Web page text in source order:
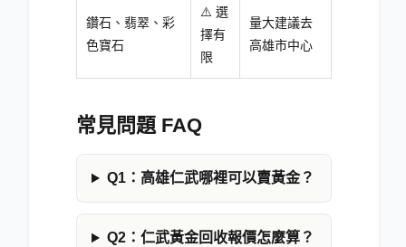
鑽石、翡翠、彩
色寶石
⚠️ 選
擇有
限
量大建議去
高雄市中心
常見問題 FAQ
Q1：高雄仁武哪裡可以賣黃金？
Q2：仁武黃金回收報價怎麼算？